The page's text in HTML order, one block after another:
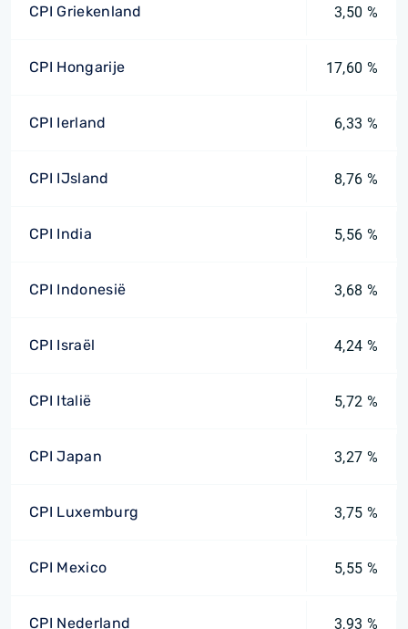
CPI Griekenland 3,50 %
CPI Hongarije 17,60 %
CPI Ierland 6,33 %
CPI IJsland 8,76 %
CPI India 5,56 %
CPI Indonesië 3,68 %
CPI Israël 4,24 %
CPI Italië 5,72 %
CPI Japan 3,27 %
CPI Luxemburg 3,75 %
CPI Mexico 5,55 %
CPI Nederland 3,93 %